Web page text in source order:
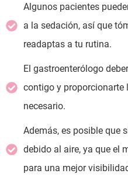
Algunos pacientes
a la sedación, así que
readaptas a tu rutina.
El gastroenterólogo
contigo y proporcionarte
necesario.
Además, es posible que
debido al aire, ya que el
para una mejor